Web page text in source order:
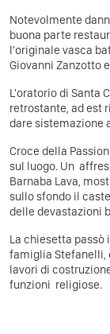
Notevolmente
buona parte
l'originale vasca
Giovanni Zanzotto
L'oratorio di Santa
retrostante, ad est
dare sistemazione
Croce della
sul luogo. Un
Barnaba Lava,
sullo sfondo il
delle devastazioni
La chiesetta passò
famiglia Stefanelli,
lavori di
funzioni religiose.